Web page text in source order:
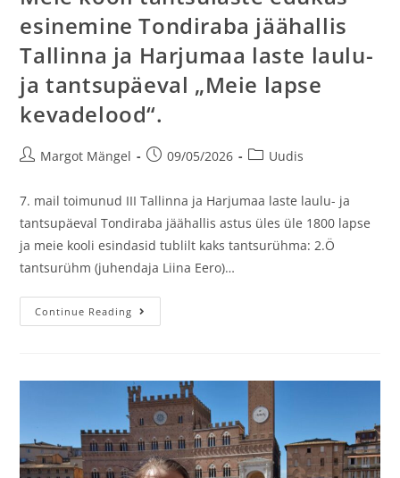
esinemine Tondiraba jäähallis
Tallinna ja Harjumaa laste laulu-
ja tantsupäeval „Meie lapse
kevadelood“.
Margot Mängel 09/05/2026 Uudis
7. mail toimunud III Tallinna ja Harjumaa laste laulu- ja
tantsupäeval Tondiraba jäähallis astus üles üle 1800 lapse
ja meie kooli esindasid tublilt kaks tantsurühma: 2.Ö
tantsurühm (juhendaja Liina Eero)…
Continue Reading